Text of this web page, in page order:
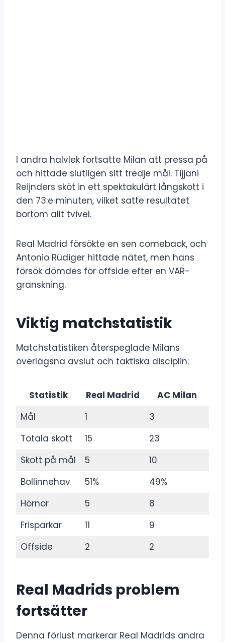
I andra halvlek fortsatte Milan att pressa på
och hittade slutligen sitt tredje mål. Tijjani
Reijnders sköt in ett spektakulärt långskott i
den 73:e minuten, vilket satte resultatet
bortom allt tvivel.
Real Madrid försökte en sen comeback, och
Antonio Rüdiger hittade nätet, men hans
försök dömdes för offside efter en VAR-
granskning.
Viktig matchstatistik
Matchstatistiken återspeglade Milans
överlägsna avslut och taktiska disciplin:
Statistik Real Madrid
AC Milan
Mål
1
3
Totala skott
15
23
Skott på mål
5
10
Bollinnehav
51%
49%
Hörnor
5
8
Frisparkar
11
9
Offside
2 2
Real Madrids problem
fortsätter
Denna förlust markerar Real Madrids andra